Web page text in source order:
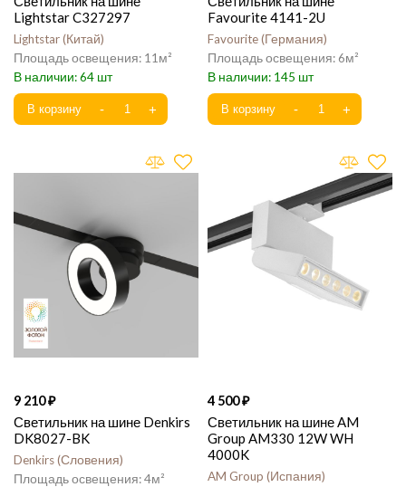
Lightstar C327297
Lightstar Китай
11
64
Favourite 4141-2U
Favourite Германия
6
145
9 210
Светильник на шине Denkirs
DK8027-BK
Denkirs Словения
4
4 500
Светильник на шине AM
Group AM330 12W WH
4000K
AM Group Испания